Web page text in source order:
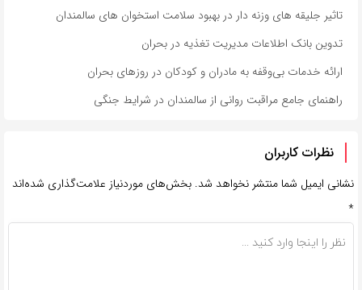
تاثیر جلیقه های وزنه دار در بهبود سلامت استخوان های سالمندان
تدوین بانک اطلاعات مدیریت تغذیه در بحران
ارائه خدمات بی‌وقفه به مادران و کودکان در روزهای بحران
راهنمای جامع مراقبت روانی از سالمندان در شرایط جنگی
نظرات کاربران
نشانی ایمیل شما منتشر نخواهد شد. بخش‌های موردنیاز علامت‌گذاری شده‌اند
*